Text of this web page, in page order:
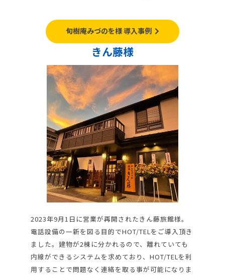
旬樹庵みづのを様 導入事例
きん藤様
2023年9月1日に営業が再開されたきん藤旅館様。
電話設備の一新を図る目的でHOT/TELをご導入頂き
ました。建物が2棟に分かれるので、離れていても
内線ができるシステムを求めており、HOT/TELを利
用することで問題なく連絡を取る事が可能になりま